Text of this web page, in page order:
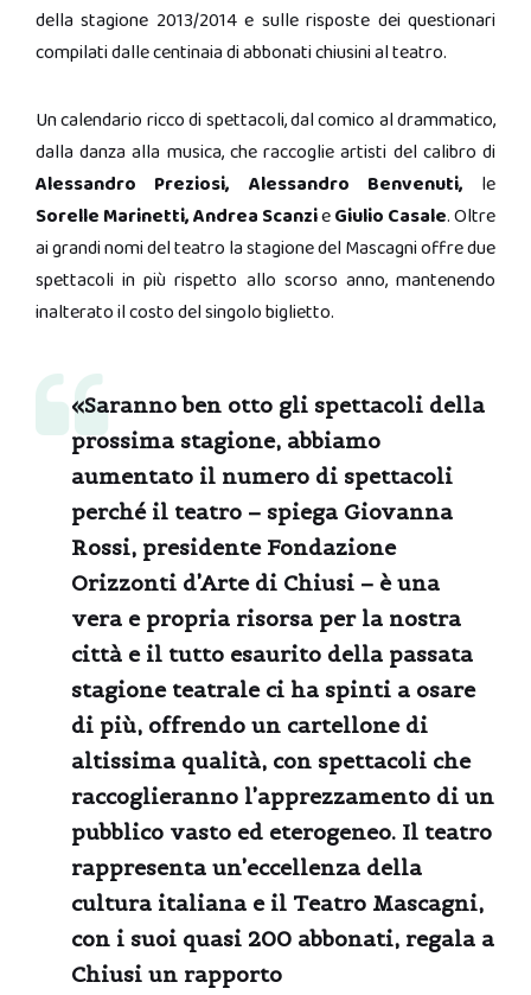
della stagione 2013/2014 e sulle risposte dei questionari
compilati dalle centinaia di abbonati chiusini al teatro.
Un calendario ricco di spettacoli, dal comico al drammatico,
dalla danza alla musica, che raccoglie artisti del calibro di
Alessandro Preziosi, Alessandro Benvenuti, le
Sorelle Marinetti, Andrea ScanzieGiulio Casale. Oltre
ai grandi nomi del teatro la stagione del Mascagni offre due
spettacoli in più rispetto allo scorso anno, mantenendo
inalterato il costo del singolo biglietto.
«Saranno ben otto gli spettacoli della
prossima stagione, abbiamo
aumentato il numero di spettacoli
perché il teatro – spiega Giovanna
Rossi, presidente Fondazione
Orizzonti d’Arte di Chiusi – è una
vera e propria risorsa per la nostra
città e il tutto esaurito della passata
stagione teatrale ci ha spinti a osare
di più, offrendo un cartellone di
altissima qualità, con spettacoli che
raccoglieranno l’apprezzamento di un
pubblico vasto ed eterogeneo. Il teatro
rappresenta un’eccellenza della
cultura italiana e il Teatro Mascagni,
con i suoi quasi 200 abbonati, regala a
Chiusi un rapporto